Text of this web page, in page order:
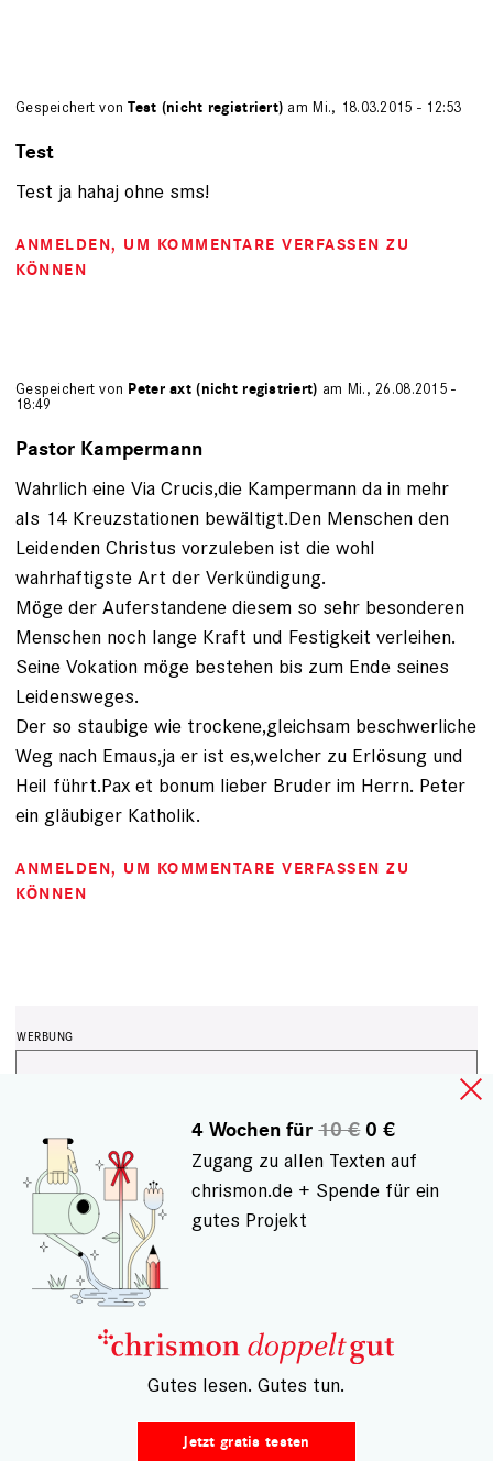
Gespeichert vonTest (nicht registriert) am Mi., 18.03.2015 - 12:53
Test
Test ja hahaj ohne sms!
ANMELDEN, UM KOMMENTARE VERFASSEN ZU
KÖNNEN
Gespeichert von Peter axt (nicht registriert) am Mi., 26.08.2015 -
18:49
Pastor Kampermann
Wahrlich eine Via Crucis,die Kampermann da in mehr
als 14 Kreuzstationen bewältigt.Den Menschen den
Leidenden Christus vorzuleben ist die wohl
wahrhaftigste Art der Verkündigung.
Möge der Auferstandene diesem so sehr besonderen
Menschen noch lange Kraft und Festigkeit verleihen.
Seine Vokation möge bestehen bis zum Ende seines
Leidensweges.
Der so staubige wie trockene,gleichsam beschwerliche
Weg nach Emaus,ja er ist es,welcher zu Erlösung und
Heil führt.Pax et bonum lieber Bruder im Herrn. Peter
ein gläubiger Katholik.
ANMELDEN, UM KOMMENTARE VERFASSEN ZU
KÖNNEN
HÄUFIG GELESEN
4 Wochen für10 €0 €
Zugang zu allen Texten auf
chrismon.de + Spende für ein
gutes Projekt
– Gutes lesen. Gutes tun.
Jetzt gratis testen